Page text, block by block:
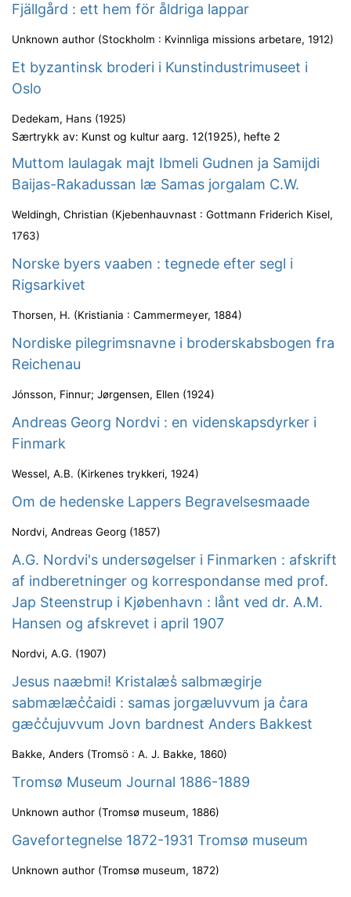
Fjällgård : ett hem för åldriga lappar
Unknown author (Stockholm : Kvinnliga missions arbetare, 1912)
Et byzantinsk broderi i Kunstindustrimuseet i
Oslo
Dedekam, Hans (1925)
Særtrykk av: Kunst og kultur aarg. 12(1925), hefte 2
Muttom laulagak majt Ibmeli Gudnen ja Samijdi
Baijas-Rakadussan læ Samas jorgalam C.W.
Weldingh, Christian (Kjebenhauvnast : Gottmann Friderich Kisel,
1763)
Norske byers vaaben : tegnede efter segl i
Rigsarkivet
Thorsen, H. (Kristiania : Cammermeyer, 1884)
Nordiske pilegrimsnavne i broderskabsbogen fra
Reichenau
Jónsson, Finnur; Jørgensen, Ellen (1924)
Andreas Georg Nordvi : en videnskapsdyrker i
Finmark
Wessel, A.B. (Kirkenes trykkeri, 1924)
Om de hedenske Lappers Begravelsesmaade
Nordvi, Andreas Georg (1857)
A.G. Nordvi's undersøgelser i Finmarken : afskrift
af indberetninger og korrespondanse med prof.
Jap Steenstrup i Kjøbenhavn : lånt ved dr. A.M.
Hansen og afskrevet i april 1907
Nordvi, A.G. (1907)
Jesus naæbmi! Kristalæs̉ salbmægirje
sabmælæc̉c̉aidi : samas jorgæluvvum ja c̉ara
gæc̉c̉ujuvvum Jovn bardnest Anders Bakkest
Bakke, Anders (Tromsö : A. J. Bakke, 1860)
Tromsø Museum Journal 1886-1889
Unknown author (Tromsø museum, 1886)
Gavefortegnelse 1872-1931 Tromsø museum
Unknown author (Tromsø museum, 1872)